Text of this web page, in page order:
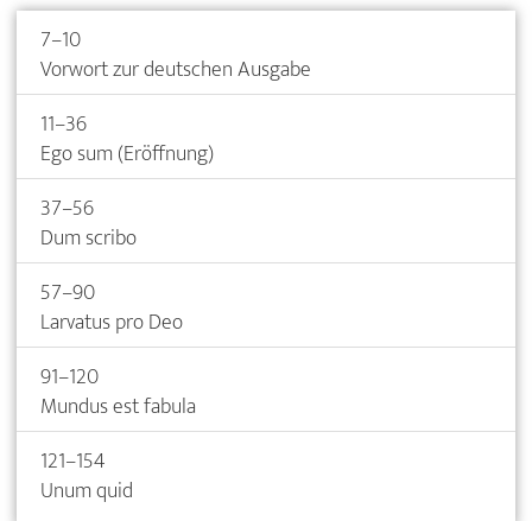
7–10
Vorwort zur deutschen Ausgabe
11–36
Ego sum (Eröffnung)
37–56
Dum scribo
57–90
Larvatus pro Deo
91–120
Mundus est fabula
121–154
Unum quid